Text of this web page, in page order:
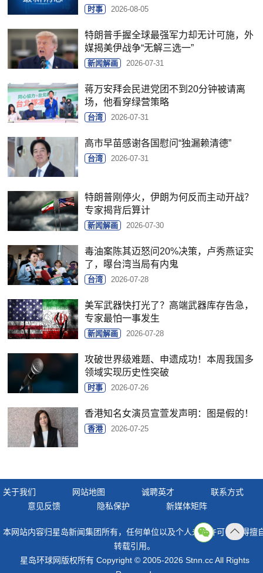
时事 2026-08-05
特朗普手握全球最强军力却无计可施，外
媒揭美伊战争“无解三选一”
新闻解画 2026-07-31
蒋万安拜会民进党团不到20分钟被请离
场，他看穿绿营策略
台湾 2026-07-31
高市早苗感谢各国慰问“独漏赖清德”
台湾 2026-07-31
特朗普刚停火，伊朗为何反而主动开战？
专家揭背后算计
新闻解画 2026-07-30
毒油案陈其迈怒问20%决策，卢秀燕证实
了，曝台湾当局有内鬼
台湾 2026-07-28
美军武器快打光了？高端武器库存告急，
专家最怕一事发生
新闻解画 2026-07-28
攻破世界级难题、申遗成功！本周我国多
领域实现历史性突破
时事 2026-07-26
香港知名女演员宣萱发声明：图是假的！
香港 2026-07-25
关于我们 网站地图 诚聘英才
联系方式
意见反馈
隐私保护 新媒体矩阵
本网站内容归星岛新闻集团所有，任何单位以及个人未经许可，不得擅
转载引用。
星岛环球网版权所有 Copyright © 2005-2026 Stnn.cc All Rights
顶部